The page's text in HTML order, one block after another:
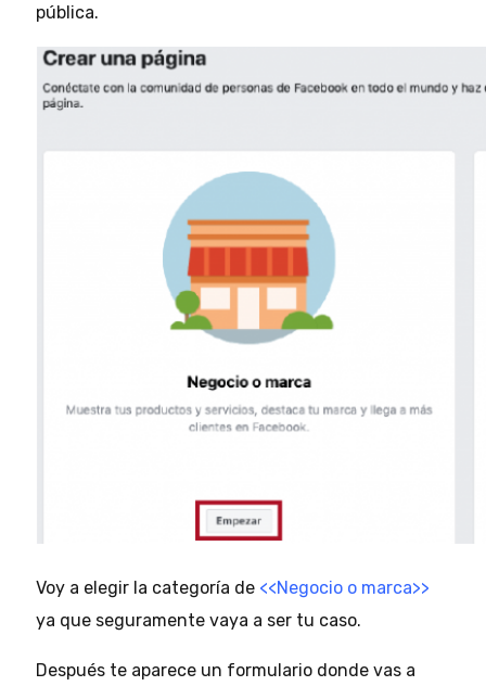
pública.
Voy a elegir la categoría de <<Negocio o marca>>
ya que seguramente vaya a ser tu caso.
Después te aparece un formulario donde vas a